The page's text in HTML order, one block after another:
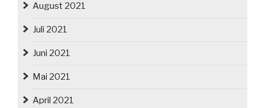
August 2021
Juli 2021
Juni 2021
Mai 2021
April 2021